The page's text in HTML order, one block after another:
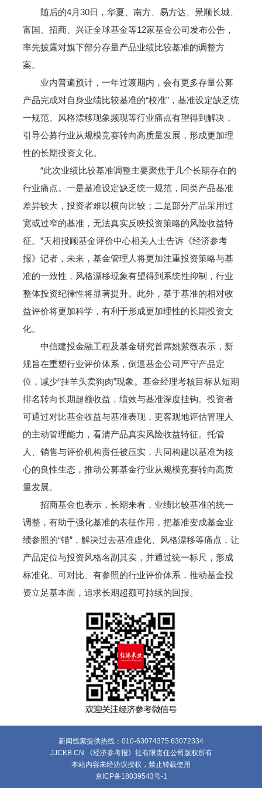
随后的4月30日，华夏、南方、易方达、景顺长城、
富国、招商、兴证全球基金等12家基金公司发布公告，
率先披露对旗下部分存量产品业绩比较基准的调整方
案。
业内普遍预计，一年过渡期内，会有更多存量公募
产品完成对自身业绩比较基准的“校准”，基准设定缺乏统
一规范、风格漂移现象频现等行业痛点有望得到解决，
引导公募行业从规模竞赛转向高质量发展，形成更加理
性的长期投资文化。
“此次业绩比较基准调整主要聚焦于几个长期存在的
行业痛点。一是基准设定缺乏统一规范，同类产品基准
差异较大，投资者难以横向比较；二是部分产品采用过
宽或过窄的基准，无法真实反映投资策略的风险收益特
征。”天相投顾基金评价中心相关人士告诉《经济参考
报》记者，未来，基金管理人将更加注重投资策略与基
准的一致性，风格漂移现象有望得到系统性抑制，行业
整体投资纪律性将显著提升。此外，基于基准的相对收
益评价将更加科学，有利于形成更加理性的长期投资文
化。
中信建投金融工程及基金研究首席姚紫薇表示，新
规旨在重塑行业评价体系，倒逼基金公司严守产品定
位，减少“挂羊头卖狗肉”现象。基金经理考核目标从短期
排名转向长期超额收益，绩效与基准深度挂钩。投资者
可通过对比基金收益与基准表现，更客观地评估管理人
的主动管理能力，看清产品真实风险收益特征。托管
人、销售与评价机构责任被压实，共同构建以基准为核
心的良性生态，推动公募基金行业从规模竞赛转向高质
量发展。
招商基金也表示，长期来看，业绩比较基准的统一
调整，有助于强化基准的表征作用，把基准变成基金业
绩参照的“锚”，解决过去基准虚化、风格漂移等痛点，让
产品定位与投资风格名副其实，并通过统一标尺，形成
标准化、可对比、有参照的行业评价体系，推动基金投
资立足基本面，追求长期超额可持续的回报。
新闻线索提供热线：010-63074375 63072334
JJCKB.CN 《经济参考报》社有限责任公司版权所有
本站内容未经协议授权，禁止转载使用
京ICP备18039543号-1